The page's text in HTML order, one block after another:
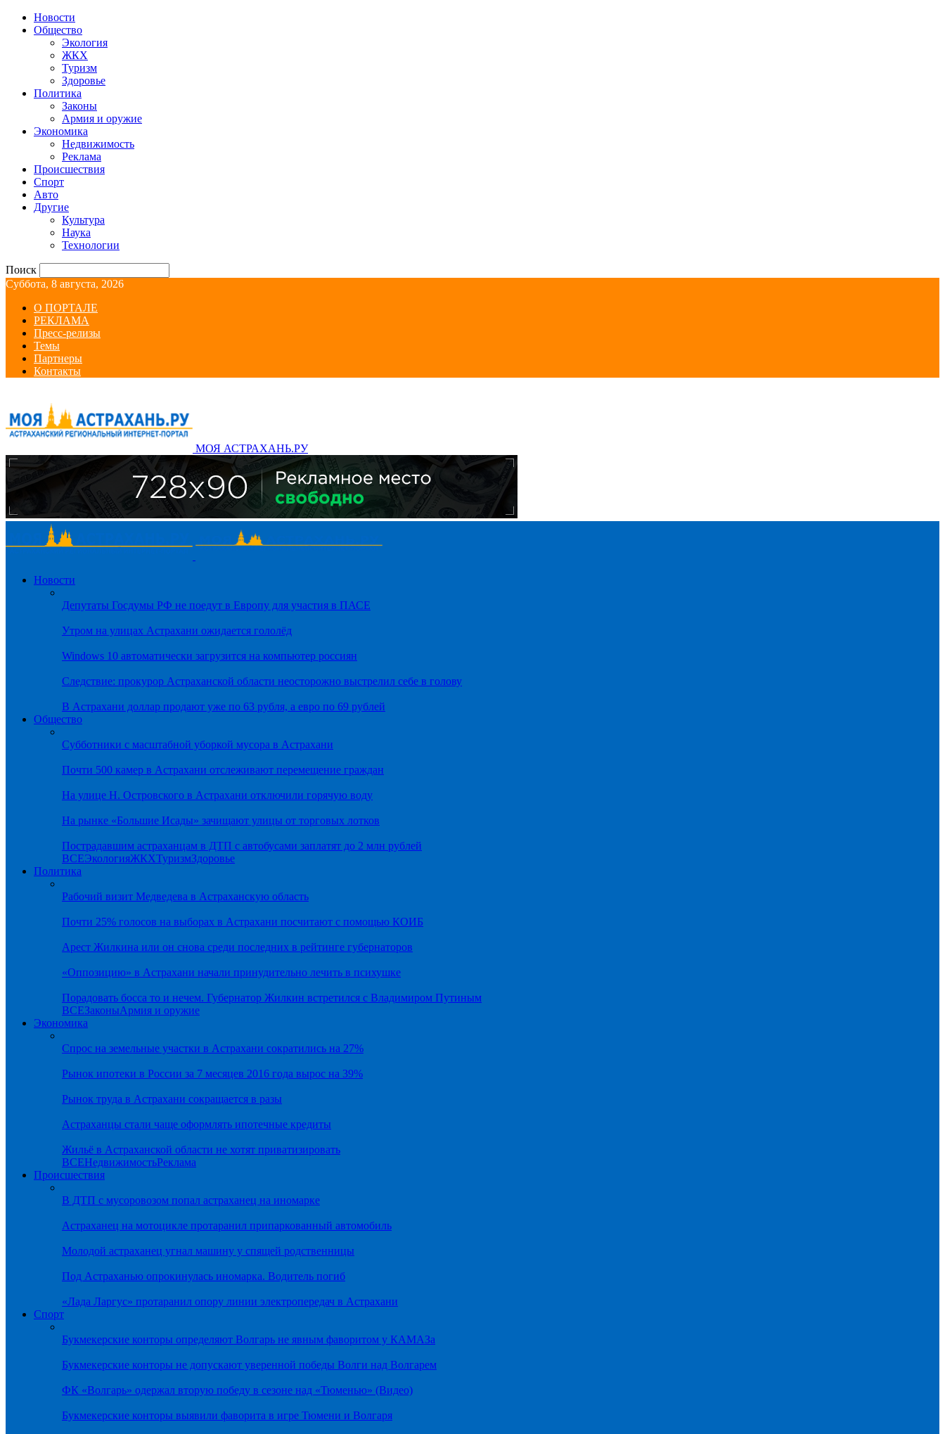
Новости
Общество
Экология
ЖКХ
Туризм
Здоровье
Политика
Законы
Армия и оружие
Экономика
Недвижимость
Реклама
Происшествия
Спорт
Авто
Другие
Культура
Наука
Технологии
Поиск
Суббота, 8 августа, 2026
О ПОРТАЛЕ
РЕКЛАМА
Пресс-релизы
Темы
Партнеры
Контакты
МОЯ АСТРАХАНЬ.РУ
Новости
Депутаты Госдумы РФ не поедут в Европу для участия в ПАСЕ
Утром на улицах Астрахани ожидается гололёд
Windows 10 автоматически загрузится на компьютер россиян
Следствие: прокурор Астраханской области неосторожно выстрелил себе в голову
В Астрахани доллар продают уже по 63 рубля, а евро по 69 рублей
Общество
Субботники с масштабной уборкой мусора в Астрахани
Почти 500 камер в Астрахани отслеживают перемещение граждан
На улице Н. Островского в Астрахани отключили горячую воду
На рынке «Большие Исады» зачищают улицы от торговых лотков
Пострадавшим астраханцам в ДТП с автобусами заплатят до 2 млн рублей
ВСЕЭкологияЖКХТуризмЗдоровье
Политика
Рабочий визит Медведева в Астраханскую область
Почти 25% голосов на выборах в Астрахани посчитают с помощью КОИБ
Арест Жилкина или он снова среди последних в рейтинге губернаторов
«Оппозицию» в Астрахани начали принудительно лечить в психушке
Порадовать босса то и нечем. Губернатор Жилкин встретился с Владимиром Путиным
ВСЕЗаконыАрмия и оружие
Экономика
Спрос на земельные участки в Астрахани сократились на 27%
Рынок ипотеки в России за 7 месяцев 2016 года вырос на 39%
Рынок труда в Астрахани сокращается в разы
Астраханцы стали чаще оформлять ипотечные кредиты
Жильё в Астраханской области не хотят приватизировать
ВСЕНедвижимостьРеклама
Происшествия
В ДТП с мусоровозом попал астраханец на иномарке
Астраханец на мотоцикле протаранил припаркованный автомобиль
Молодой астраханец угнал машину у спящей родственницы
Под Астраханью опрокинулась иномарка. Водитель погиб
«Лада Ларгус» протаранил опору линии электропередач в Астрахани
Спорт
Букмекерские конторы определяют Волгарь не явным фаворитом у КАМАЗа
Букмекерские конторы не допускают уверенной победы Волги над Волгарем
ФК «Волгарь» одержал вторую победу в сезоне над «Тюменью» (Видео)
Букмекерские конторы выявили фаворита в игре Тюмени и Волгаря